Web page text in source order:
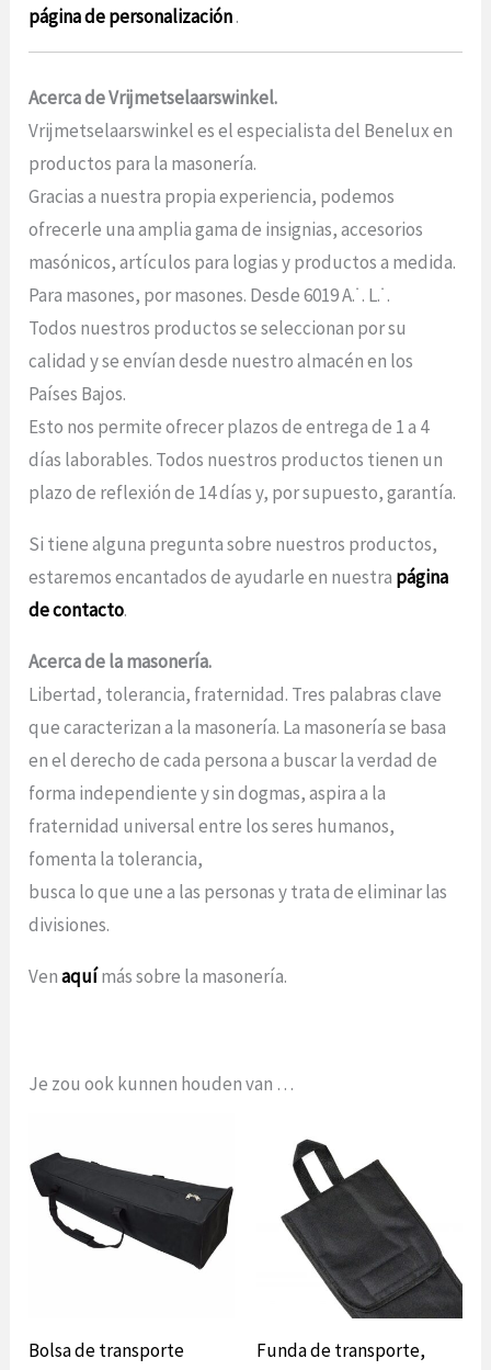
página de personalización.
Acerca de Vrijmetselaarswinkel.
Vrijmetselaarswinkel es el especialista del Benelux en
productos para la masonería.
Gracias a nuestra propia experiencia, podemos
ofrecerle una amplia gama de insignias, accesorios
masónicos, artículos para logias y productos a medida.
Para masones, por masones. Desde 6019 A.˙. L.˙.
Todos nuestros productos se seleccionan por su
calidad y se envían desde nuestro almacén en los
Países Bajos.
Esto nos permite ofrecer plazos de entrega de 1 a 4
días laborables. Todos nuestros productos tienen un
plazo de reflexión de 14 días y, por supuesto, garantía.
Si tiene alguna pregunta sobre nuestros productos,
estaremos encantados de ayudarle en nuestra página
de contacto.
Acerca de la masonería.
Libertad, tolerancia, fraternidad. Tres palabras clave
que caracterizan a la masonería. La masonería se basa
en el derecho de cada persona a buscar la verdad de
forma independiente y sin dogmas, aspira a la
fraternidad universal entre los seres humanos,
fomenta la tolerancia,
busca lo que une a las personas y trata de eliminar las
divisiones.
Venaquímás sobre la masonería.
Je zou ook kunnen houden van …
Bolsa de transporte
Funda de transporte,